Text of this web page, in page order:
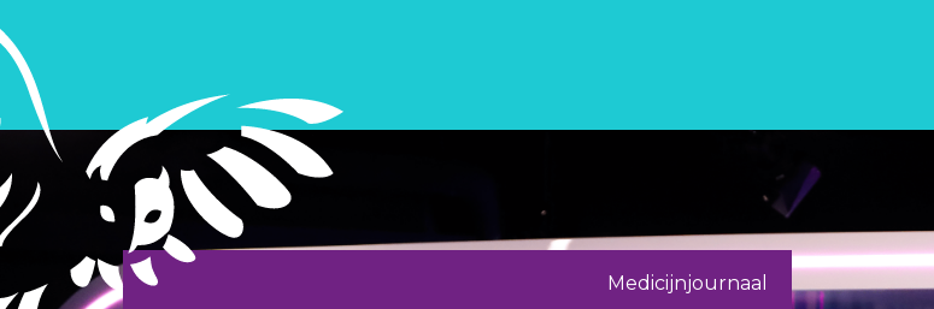
Medicijnjournaal